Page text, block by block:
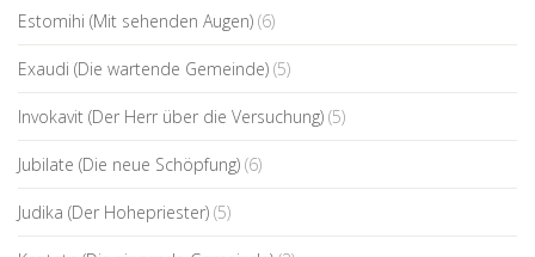
Estomihi (Mit sehenden Augen) (6)
Exaudi (Die wartende Gemeinde) (5)
Invokavit (Der Herr über die Versuchung) (5)
Jubilate (Die neue Schöpfung) (6)
Judika (Der Hohepriester) (5)